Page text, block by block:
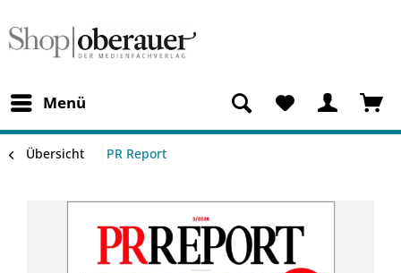
Menü
Übersicht PR Report